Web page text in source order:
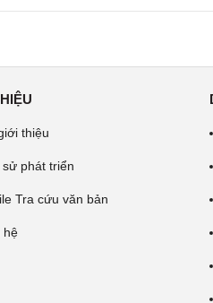
thiệu
sử phát triển
Tra cứu văn bản
hệ